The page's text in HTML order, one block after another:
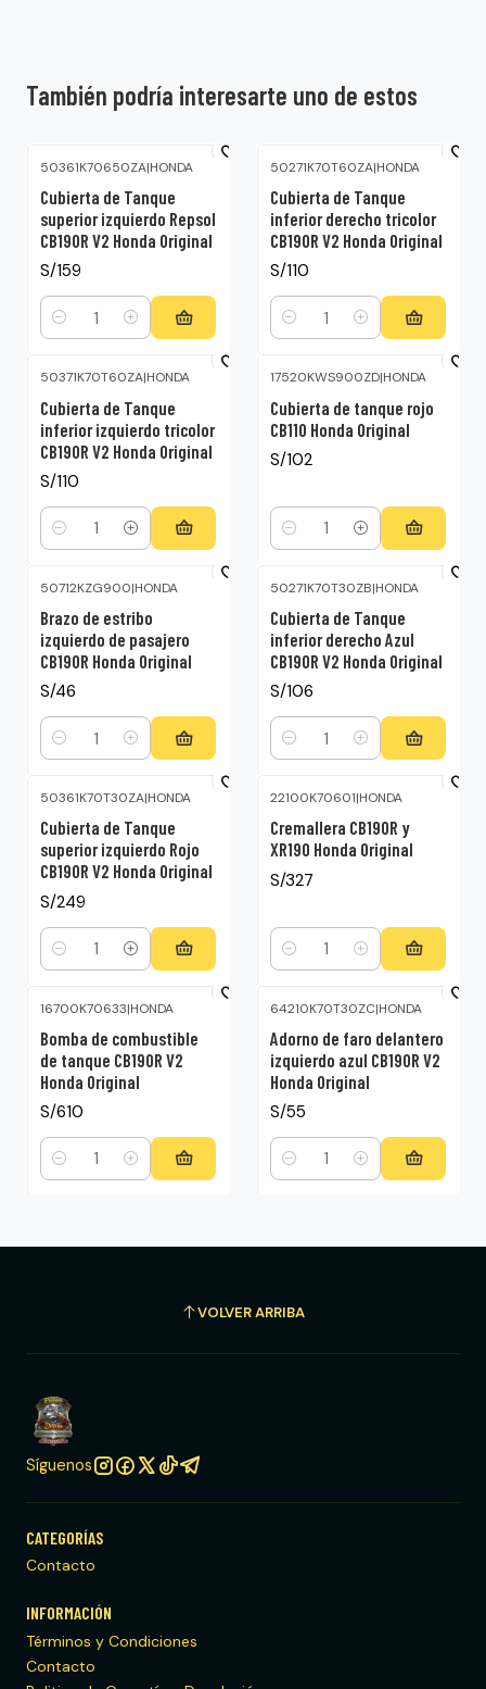
También podría interesarte uno de estos
50361K70650ZA|HONDA
Cubierta de Tanque
superior izquierdo Repsol
CB190R V2 Honda Original
S/159
Cantidad
50271K70T60ZA|HONDA
Cubierta de Tanque
inferior derecho tricolor
CB190R V2 Honda Original
S/110
Cantidad
50371K70T60ZA|HONDA
Cubierta de Tanque
inferior izquierdo tricolor
CB190R V2 Honda Original
S/110
Cantidad
17520KWS900ZD|HONDA
Cubierta de tanque rojo
CB110 Honda Original
S/102
Cantidad
50712KZG900|HONDA
Brazo de estribo
izquierdo de pasajero
CB190R Honda Original
S/46
Cantidad
50271K70T30ZB|HONDA
Cubierta de Tanque
inferior derecho Azul
CB190R V2 Honda Original
S/106
Cantidad
50361K70T30ZA|HONDA
Cubierta de Tanque
superior izquierdo Rojo
CB190R V2 Honda Original
S/249
Cantidad
22100K70601|HONDA
Cremallera CB190R y
XR190 Honda Original
S/327
Cantidad
16700K70633|HONDA
Bomba de combustible
de tanque CB190R V2
Honda Original
S/610
Cantidad
64210K70T30ZC|HONDA
Adorno de faro delantero
izquierdo azul CB190R V2
Honda Original
S/55
Cantidad
VOLVER ARRIBA
Síguenos
CATEGORÍAS
Contacto
INFORMACIÓN
Términos y Condiciones
Contacto